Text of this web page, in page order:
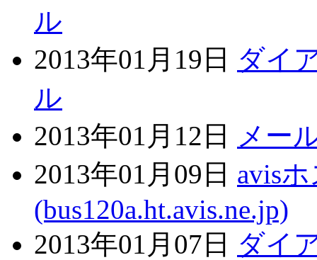
ル
2013年01月19日 ダイ
ル
2013年01月12日
メー
2013年01月09日 avis
(bus120a.ht.avis.ne.jp)
2013年01月07日 ダイ